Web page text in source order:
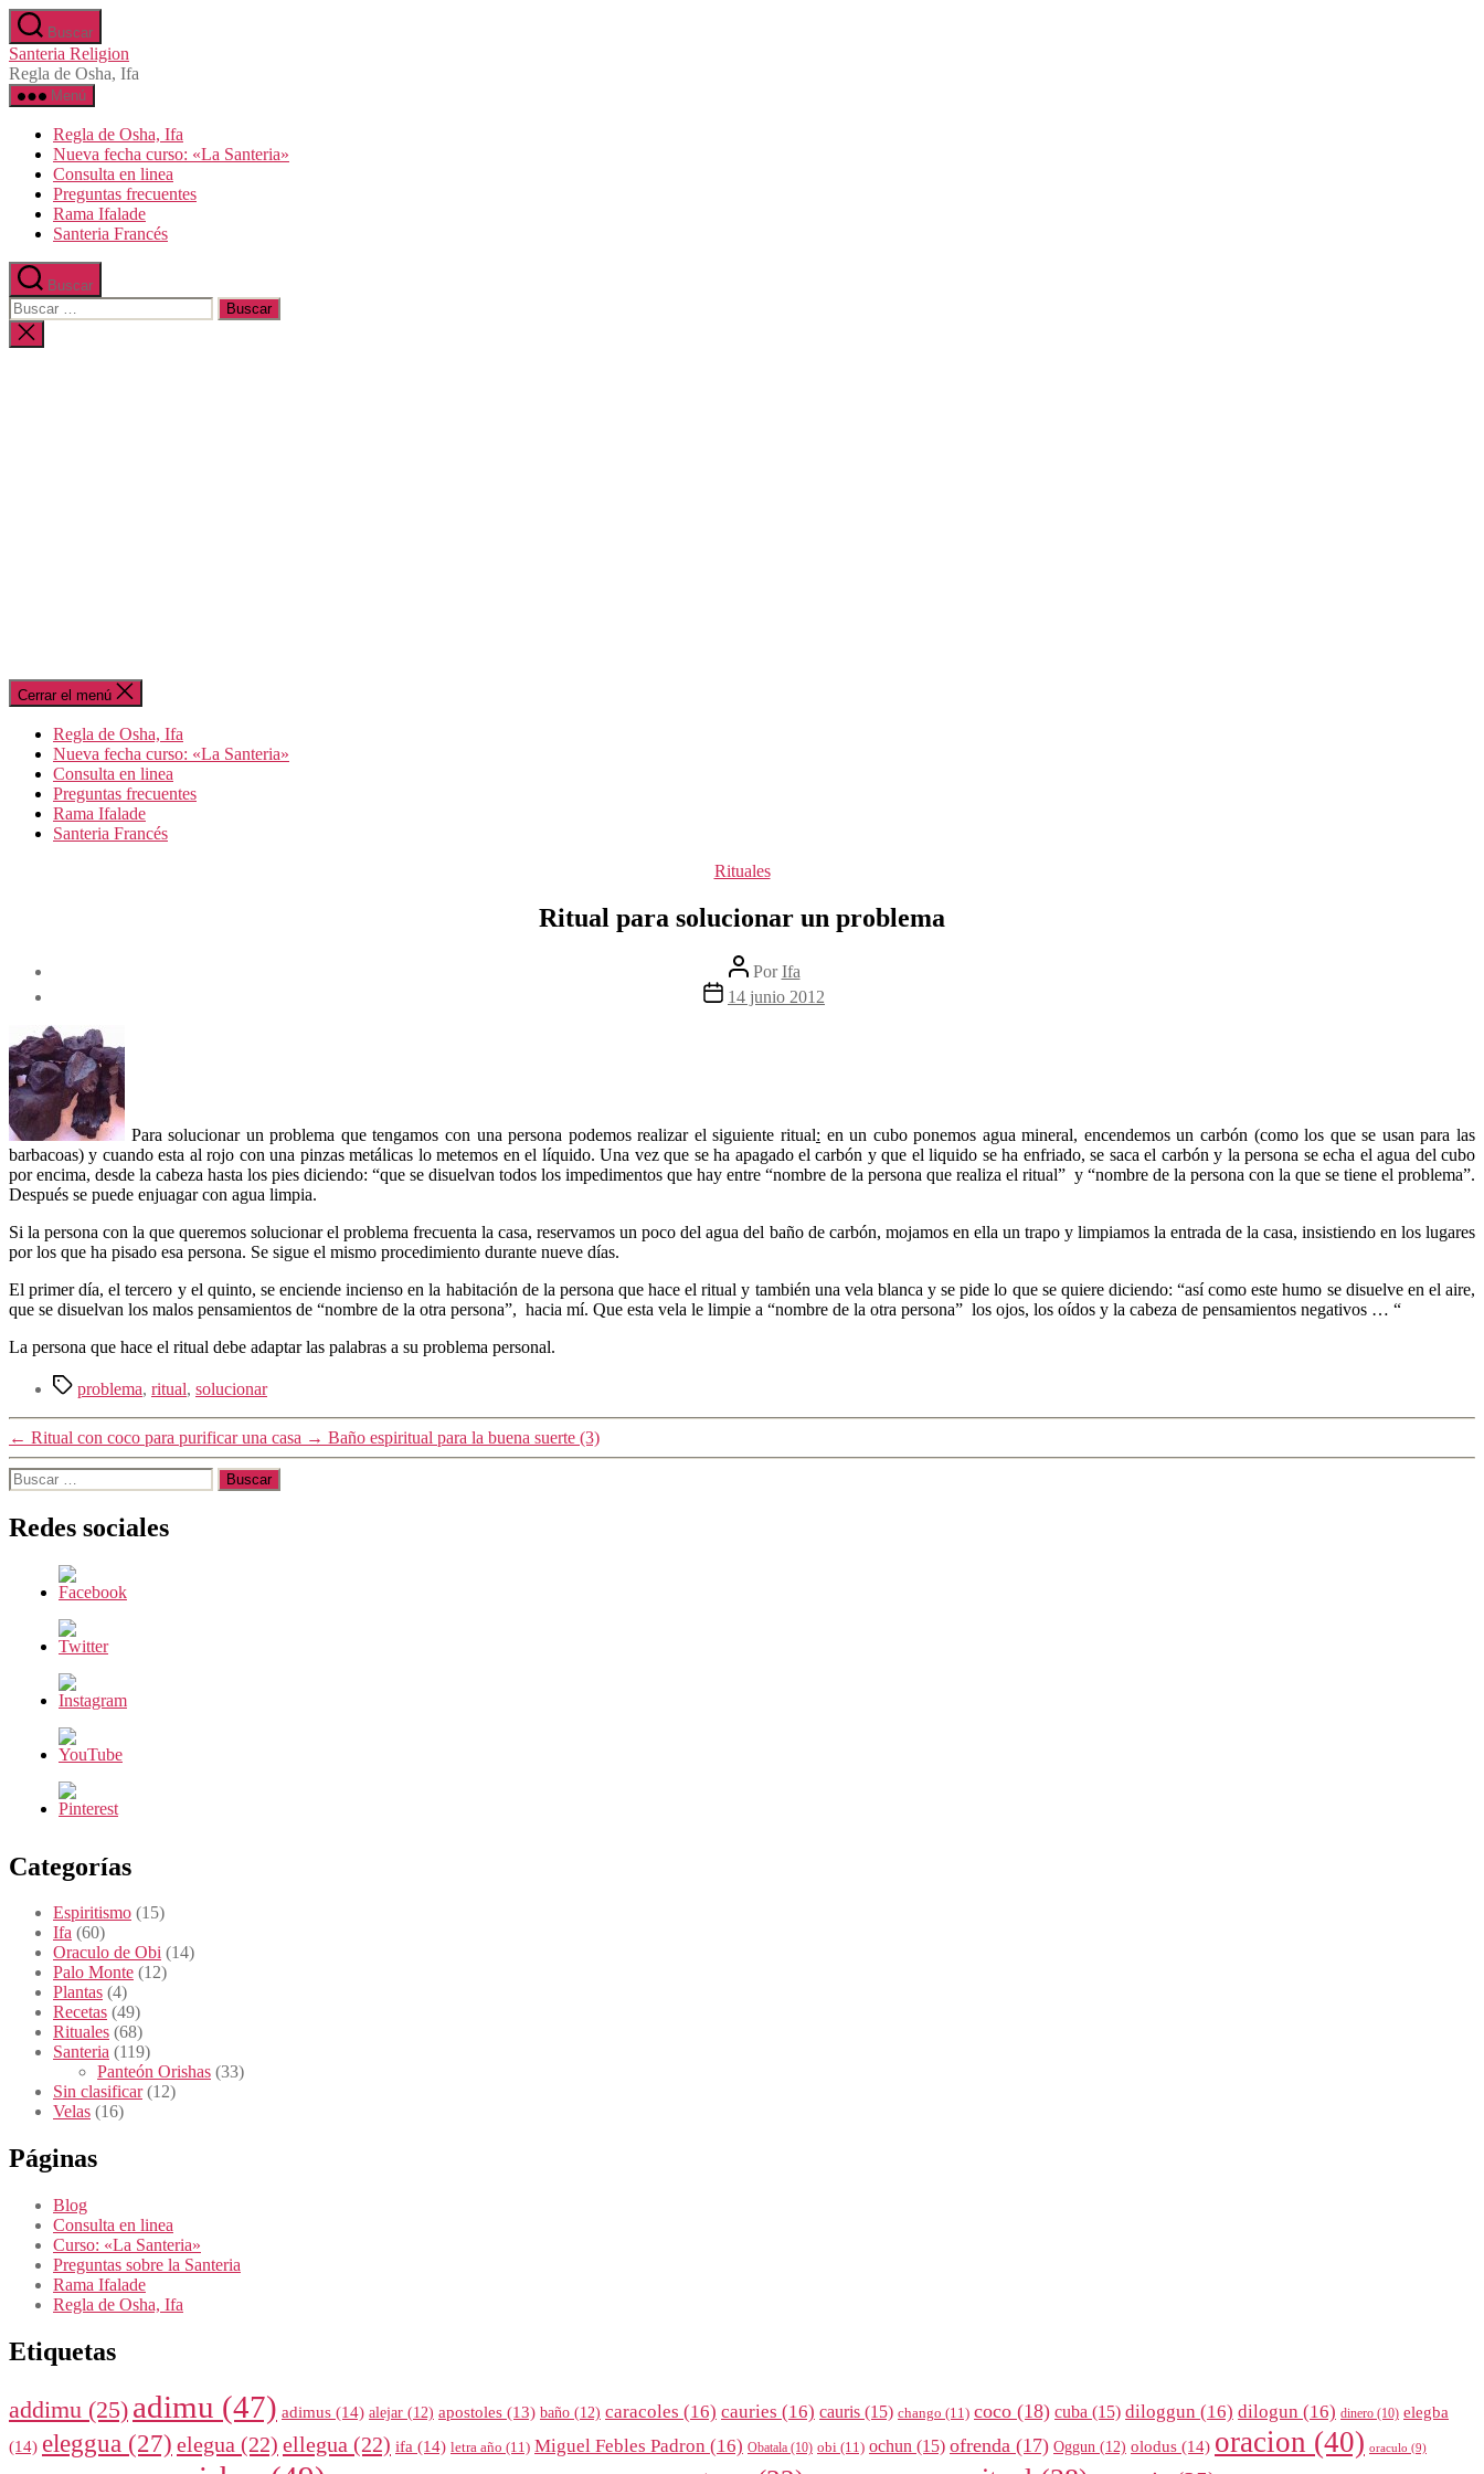
Saltar
al
contenido
Buscar
Santeria Religion
Regla de Osha, Ifa
Menú
Regla de Osha, Ifa
Nueva fecha curso: «La Santeria»
Consulta en linea
Preguntas frecuentes
Rama Ifalade
Santeria Francés
Buscar
Buscar:
Cerrar
la
Cerrar el menú
Regla de Osha, Ifa
Nueva fecha curso: «La Santeria»
Consulta en linea
Preguntas frecuentes
Rama Ifalade
Santeria Francés
Categorías
Rituales
Ritual para solucionar un problema
Autor
de
la
PorIfa
Fecha14 junio 2012
Para solucionar un problema que tengamos con una persona podemos realizar el siguiente ritual: en un cubo ponemos agua mineral, encendemos un carbón (como los que se usan para las
barbacoas) y cuando esta al rojo con una pinzas metálicas lo metemos en el líquido. Una vez que se ha apagado el carbón y que el liquido se ha enfriado, se saca el carbón y la persona se echa el agua del cubo
por encima, desde la cabeza hasta los pies diciendo: “que se disuelvan todos los impedimentos que hay entre “nombre de la persona que realiza el ritual” y “nombre de la persona con la que se tiene el problema”.
Después se puede enjuagar con agua limpia.
Si la persona con la que queremos solucionar el problema frecuenta la casa, reservamos un poco del agua del baño de carbón, mojamos en ella un trapo y limpiamos la entrada de la casa, insistiendo en los lugares
por los que ha pisado esa persona. Se sigue el mismo procedimiento durante nueve días.
El primer día, el tercero y el quinto, se enciende incienso en la habitación de la persona que hace el ritual y también una vela blanca y se pide lo que se quiere diciendo: “así como este humo se disuelve en el aire,
que se disuelvan los malos pensamientos de “nombre de la otra persona”, hacia mí. Que esta vela le limpie a “nombre de la otra persona” los ojos, los oídos y la cabeza de pensamientos negativos … “
La persona que hace el ritual debe adaptar las palabras a su problema personal.
Etiquetas
problema, ritual, solucionar
← Ritual con coco para purificar una casa → Baño espiritual para la buena suerte (3)
Buscar:
Redes sociales
Categorías
Espiritismo (15)
Ifa (60)
Oraculo de Obi (14)
Palo Monte (12)
Plantas (4)
Recetas (49)
Rituales (68)
Santeria (119)
Panteón Orishas (33)
Sin clasificar(12)
Velas (16)
Páginas
Blog
Consulta en linea
Curso: «La Santeria»
Preguntas sobre la Santeria
Rama Ifalade
Regla de Osha, Ifa
Etiquetas
addimu (25) adimu (47) adimus (14) alejar (12) apostoles (13) baño (12) caracoles (16) cauries (16) cauris (15) chango (11) coco (18) cuba (15) diloggun (16) dilogun (16) dinero (10) elegba
(14) eleggua (27) elegua (22) ellegua (22) ifa (14) letra año (11) Miguel Febles Padron (16) Obatala (10) obi (11) ochun (15) ofrenda (17) Oggun (12) olodus (14) oracion (40) oraculo (9)